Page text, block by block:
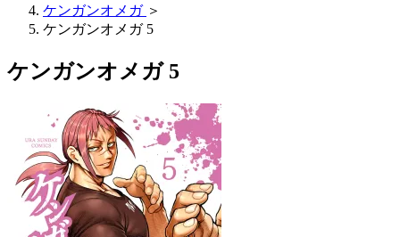
ケンガンオメガ ＞
ケンガンオメガ 5
ケンガンオメガ 5